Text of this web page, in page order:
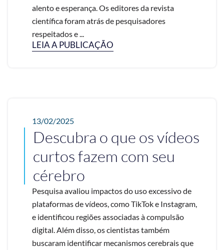
alento e esperança. Os editores da revista
científica foram atrás de pesquisadores
respeitados e ...
LEIA A PUBLICAÇÃO
13/02/2025
Descubra o que os vídeos
curtos fazem com seu
cérebro
Pesquisa avaliou impactos do uso excessivo de
plataformas de vídeos, como TikTok e Instagram,
e identificou regiões associadas à compulsão
digital. Além disso, os cientistas também
buscaram identificar mecanismos cerebrais que